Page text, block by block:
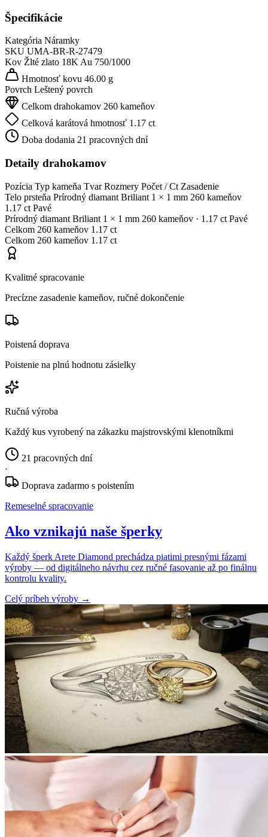
Špecifikácie
Kategória Náramky
SKU UMA-BR-R-27479
Kov Žlté zlato 18KAu 750/1000
Hmotnosť kovu 46.00 g
Povrch Leštený povrch
Celkom drahokamov 260 kameňov
Celková karátová hmotnosť 1.17 ct
Doba dodania 21 pracovných dní
Detaily drahokamov
Pozícia Typ kameňa Tvar Rozmery Počet / Ct Zasadenie
Telo prsteňa Prírodný diamant Briliant 1 × 1 mm 260 kameňov
1.17 ct Pavé
Prírodný diamant Briliant 1 × 1 mm 260 kameňov · 1.17 ct Pavé
Celkom 260 kameňov 1.17 ct
Celkom 260 kameňov 1.17 ct
Kvalitné spracovanie
Precízne zasadenie kameňov, ručné dokončenie
Poistená doprava
Poistenie na plnú hodnotu zásielky
Ručná výroba
Každý kus vyrobený na zákazku majstrovskými klenotníkmi
21 pracovných dní
·
Doprava zadarmo s poistením
Remeselné spracovanie
Ako vznikajú naše šperky
Každý šperk Arete Diamond prechádza piatimi presnými fázami
výroby — od digitálneho návrhu cez ručné fasovanie až po finálnu
kontrolu kvality.
Celý príbeh výroby →